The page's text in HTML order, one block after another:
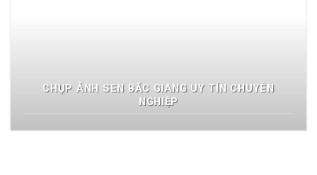
CHỤP ẢNH SEN BẮC GIANG UY TÍN CHUYÊN
NGHIỆP